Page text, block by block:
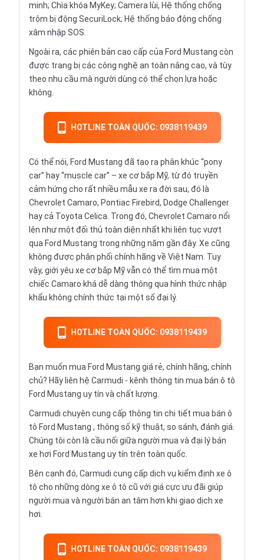
minh; Chìa khóa MyKey; Camera lùi, Hệ thống chống
trộm bị động SecuriLock; Hệ thống báo động chống
xâm nhập SOS.
Ngoài ra, các phiên bản cao cấp của Ford Mustang còn
được trang bị các công nghệ an toàn nâng cao, và tùy
theo nhu cầu mà người dùng có thể chọn lựa hoặc
không.
HOTLINE TOÀN QUỐC: 0938119439
Có thể nói, Ford Mustang đã tạo ra phân khúc “pony
car” hay “muscle car” – xe cơ bắp Mỹ, từ đó truyền
cảm hứng cho rất nhiều mẫu xe ra đời sau, đó là
Chevrolet Camaro, Pontiac Firebird, Dodge Challenger
hay cả Toyota Celica. Trong đó, Chevrolet Camaro nổi
lên như một đối thủ toàn diện nhất khi liên tục vượt
qua Ford Mustang trong những năm gần đây. Xe cũng
không được phân phối chính hãng về Việt Nam. Tuy
vậy, giới yêu xe cơ bắp Mỹ vẫn có thể tìm mua một
chiếc Camaro khá dễ dàng thông qua hình thức nhập
khẩu không chính thức tại một số đại lý.
HOTLINE TOÀN QUỐC: 0938119439
Bạn muốn mua Ford Mustang giá rẻ, chính hãng, chính
chủ? Hãy liên hệ Carmudi - kênh thông tin mua bán ô tô
Ford Mustang uy tín và chất lượng.
Carmudi chuyên cung cấp thông tin chi tiết mua bán ô
tô Ford Mustang , thông số kỹ thuật, so sánh, đánh giá.
Chúng tôi còn là cầu nối giữa người mua và đại lý bán
xe hơi Ford Mustang uy tín trên toàn quốc.
Bên cạnh đó, Carmudi cung cấp dịch vụ kiểm định xe ô
tô cho những dòng xe ô tô cũ với giá cực ưu đãi giúp
người mua và người bán an tâm hơn khi giao dịch xe
hơi.
HOTLINE TOÀN QUỐC: 0938119439